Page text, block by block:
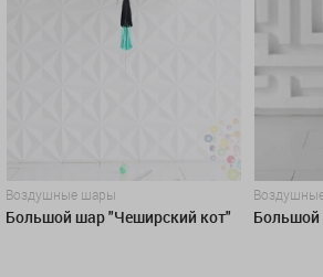
Воздушные шары
Большой шар "Чеширский кот"